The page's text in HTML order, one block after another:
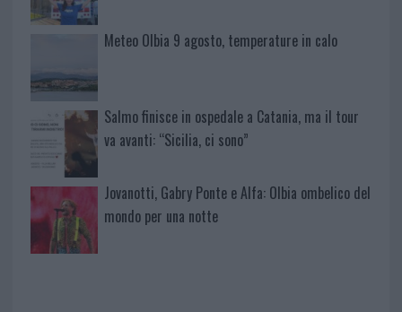
Meteo Olbia 9 agosto, temperature in calo
Salmo finisce in ospedale a Catania, ma il tour
va avanti: “Sicilia, ci sono”
Jovanotti, Gabry Ponte e Alfa: Olbia ombelico del
mondo per una notte